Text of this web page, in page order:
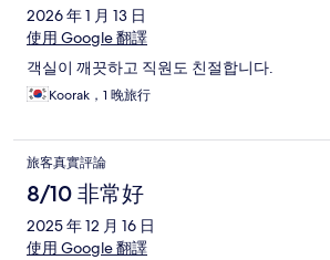
2026 年 1 月 13 日
使用 Google 翻譯
객실이 깨끗하고 직원도 친절합니다.
Koorak，1 晚旅行
旅客真實評論
8/10 非常好
2025 年 12 月 16 日
使用 Google 翻譯